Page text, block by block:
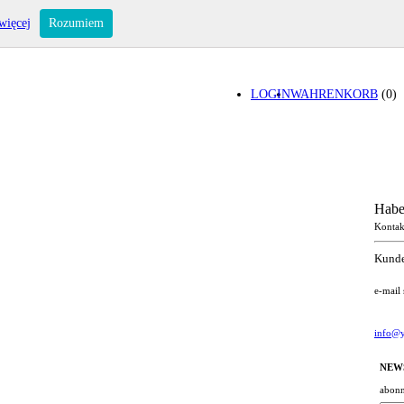
WAHRENKORB (0)
LOGIN
e-mail
Rozumiem